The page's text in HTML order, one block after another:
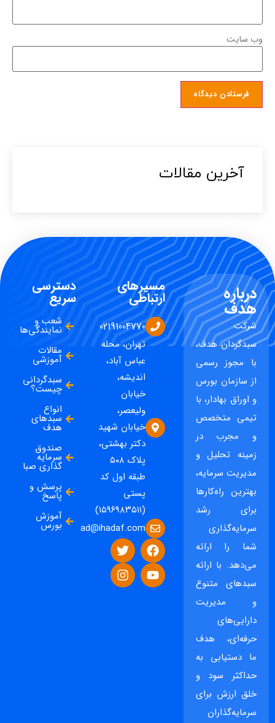
وب‌ سایت
آخرین مقالات​
درباره
هدف
شرکت
سبدگردان هدف،
با مجوز رسمی
از سازمان بورس
و اوراق بهادار، با
تیمی متخصص
و مجرب در
زمینه تحلیل و
مدیریت سرمایه،
بهترین راه‌کارها
برای رشد
سرمایه‌گذاری
شما را ارائه
می‌دهد. با ارائه
سبدهای متنوع
و مدیریت
دارایی‌های
حرفه‌ای، هدف
ما دستیابی به
حداکثر سود و
خلق ارزش برای
سرمایه‌گذاران
مسیرهای
ارتباطی
02191004770
تهران، محله
عباس آباد،
اندیشه،
خیابان
ولیعصر،
خیابان شهید
دکتر بهشتی،
پلاک ۵۰۸
طبقه اول کد
پستی
(۱۵۹۶۹۸۳۵۱۱)
ad@ihadaf.com
دسترسی
سریع
شعب و
نمایندگی‌ها
مقالات
آموزشی
سبدگردانی
چیست؟
انواع
سبدهای
هدف
صندوق
سرمایه
گذاری صبا
پرسش و
پاسخ
آموزش
بورس